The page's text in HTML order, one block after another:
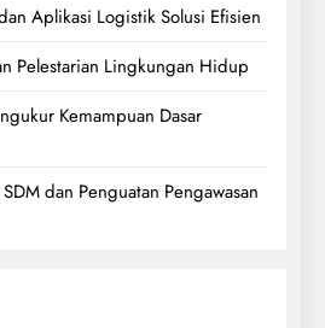
Aplikasi Logistik Solusi Efisien
Pelestarian Lingkungan Hidup
Kemampuan Dasar
dan Penguatan Pengawasan